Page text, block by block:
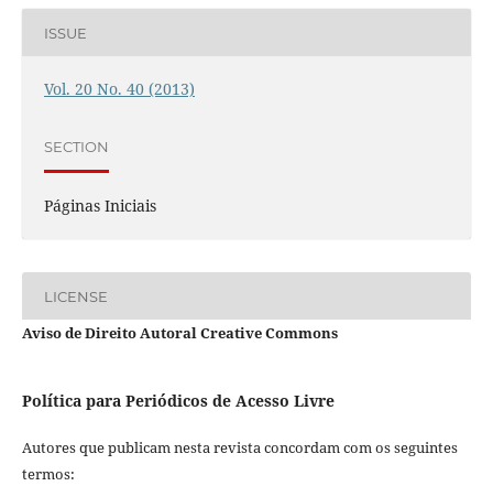
ISSUE
Vol. 20 No. 40 (2013)
SECTION
Páginas Iniciais
LICENSE
Aviso de Direito Autoral Creative Commons
Política para Periódicos de Acesso Livre
Autores que publicam nesta revista concordam com os seguintes
termos: